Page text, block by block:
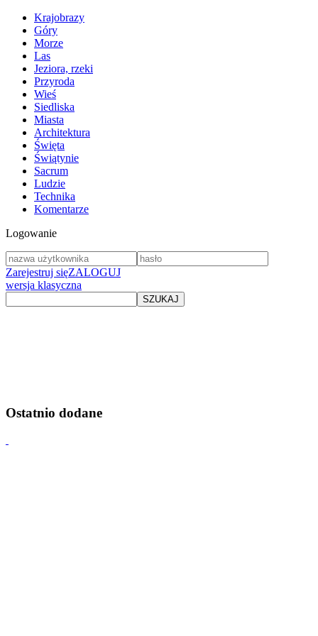
Krajobrazy
Góry
Morze
Las
Jeziora, rzeki
Przyroda
Wieś
Siedliska
Miasta
Architektura
Święta
Świątynie
Sacrum
Ludzie
Technika
Komentarze
Logowanie
Zarejestruj sięZALOGUJ
wersja klasyczna
Ostatnio dodane